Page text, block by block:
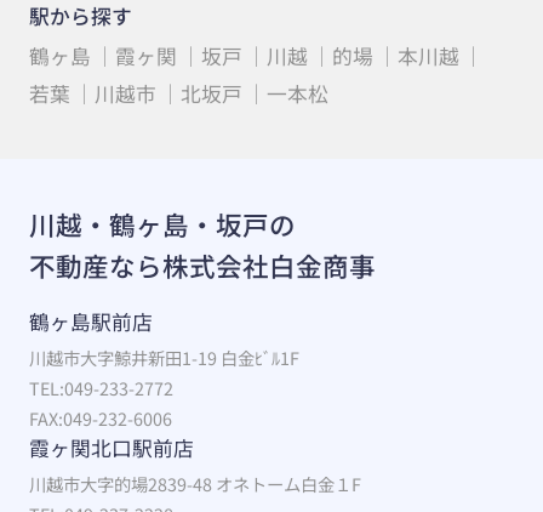
駅から探す
鶴ヶ島
霞ヶ関 坂戸 川越 的場
本川越
若葉
川越市 北坂戸 一本松
川越・鶴ヶ島・坂戸の
不動産なら株式会社白金商事
鶴ヶ島駅前店
川越市大字鯨井新田1-19 白金ﾋﾞﾙ1F
TEL:049-233-2772
FAX:049-232-6006
霞ヶ関北口駅前店
川越市大字的場2839-48 オネトーム白金１F